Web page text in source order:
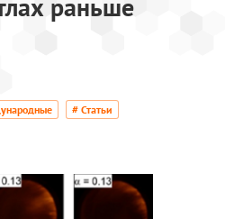
раньше
# Статьи